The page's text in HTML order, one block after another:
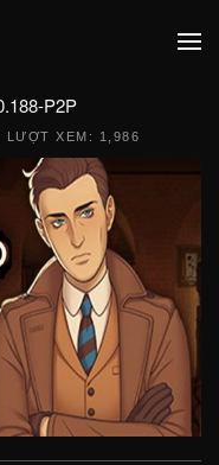
P2P
LƯỢT XEM: 1,986